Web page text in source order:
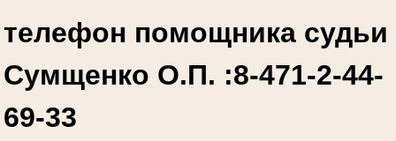
телефон помощника судьи
Сумщенко О.П. :8-471-2-44-
69-33